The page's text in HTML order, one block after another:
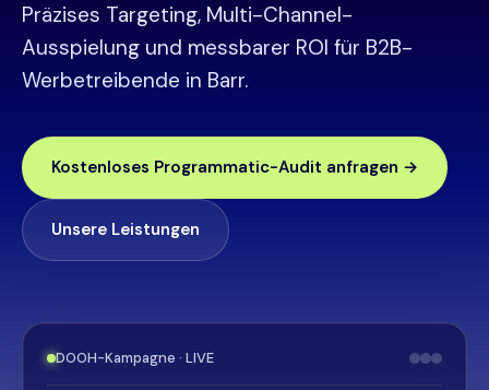
Präzises Targeting, Multi-Channel-
Ausspielung und messbarer ROI für B2B-
Werbetreibende in Barr.
Kostenloses Programmatic-Audit anfragen →
Unsere Leistungen
DOOH-Kampagne · LIVE